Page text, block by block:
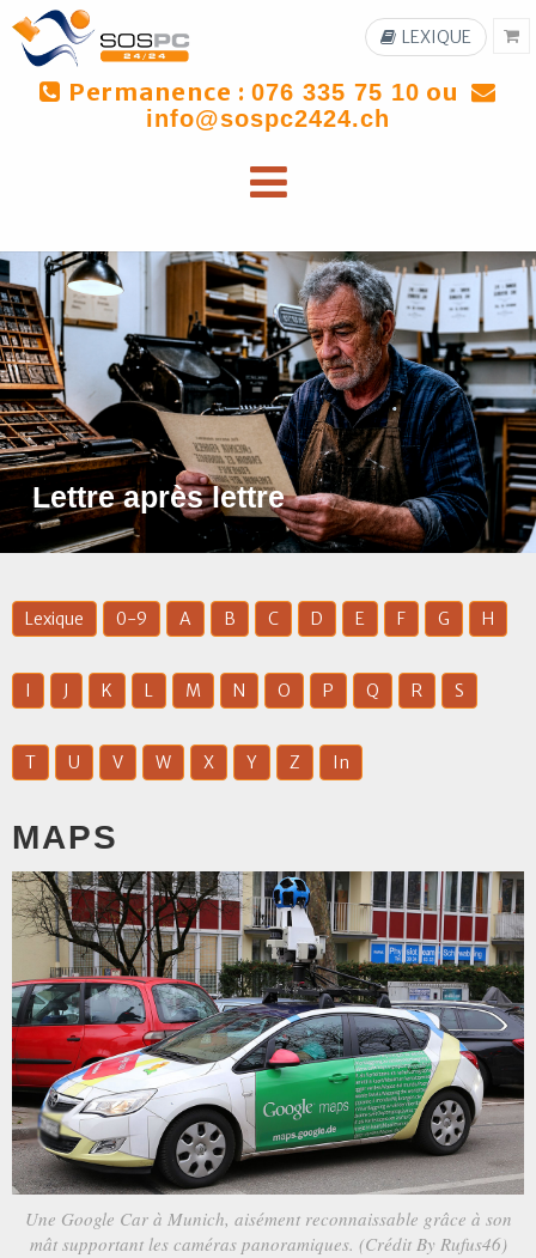
Permanence : 076 335 75 10 ou
info@sospc2424.ch
LEXIQUE
Lettre après lettre
Lexique 0-9 A B C D E F G H
I J K L M N O P Q R S
T U V W X Y Z In
MAPS
Une Google Car à Munich, aisément reconnaissable grâce à son
mât supportant les caméras panoramiques. (Crédit By Rufus46)